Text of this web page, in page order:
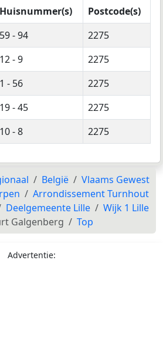
Huisnummer(s)
Postcode(s)
59 - 94
2275
12 - 9
2275
1 - 56
2275
19 - 45
2275
10 - 8 2275
België
Vlaams Gewest
Arrondissement Turnhout
Deelgemeente Lille
Wijk 1 Lille
Galgenberg
Top
Advertentie: